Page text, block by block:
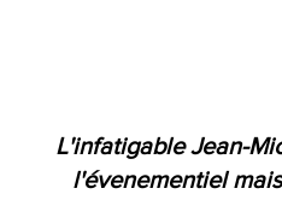
L'infatigable Jean-
l'évenementiel